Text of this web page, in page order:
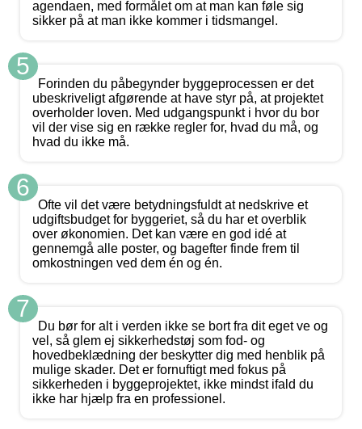
agendaen, med formålet om at man kan føle sig
sikker på at man ikke kommer i tidsmangel.
5
Forinden du påbegynder byggeprocessen er det
ubeskriveligt afgørende at have styr på, at projektet
overholder loven. Med udgangspunkt i hvor du bor
vil der vise sig en række regler for, hvad du må, og
hvad du ikke må.
6
Ofte vil det være betydningsfuldt at nedskrive et
udgiftsbudget for byggeriet, så du har et overblik
over økonomien. Det kan være en god idé at
gennemgå alle poster, og bagefter finde frem til
omkostningen ved dem én og én.
7
Du bør for alt i verden ikke se bort fra dit eget ve og
vel, så glem ej sikkerhedstøj som fod- og
hovedbeklædning der beskytter dig med henblik på
mulige skader. Det er fornuftigt med fokus på
sikkerheden i byggeprojektet, ikke mindst ifald du
ikke har hjælp fra en professionel.